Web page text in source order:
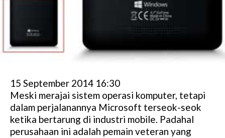
15 September 2014 16:30
Meski merajai sistem operasi komputer, tetapi
dalam perjalanannya Microsoft terseok-seok
ketika bertarung di industri mobile. Padahal
perusahaan ini adalah pemain veteran yang